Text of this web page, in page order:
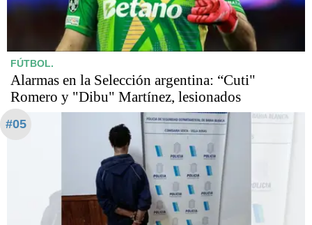
FÚTBOL.
Alarmas en la Selección argentina: “Cuti"
Romero y "Dibu" Martínez, lesionados
#05